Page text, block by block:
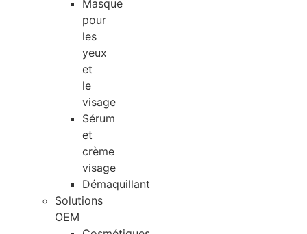
Masque
pour
les
yeux
et
le
visage
Sérum
et
crème
visage
Démaquillant
Solutions
OEM